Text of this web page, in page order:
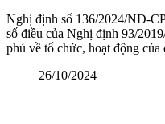
Nghị định số 136/2024/NĐ-
số điều của Nghị định 93/
phủ về tổ chức, hoạt động
26/10/2024